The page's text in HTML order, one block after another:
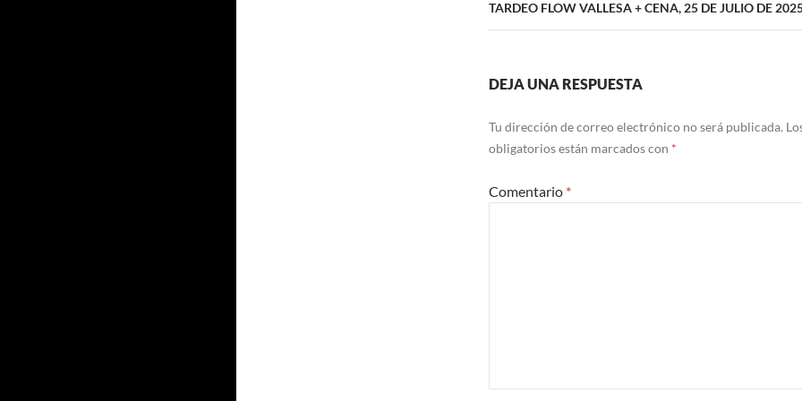
TARDEO FLOW VALLESA + CENA, 25 DE JULIO DE
DEJA UNA RESPUESTA
Tu dirección de correo electrónico no será publicada.
obligatorios están marcados con *
Comentario *